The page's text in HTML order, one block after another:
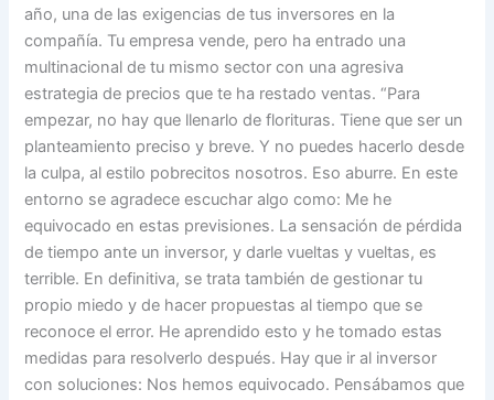
año, una de las exigencias de tus inversores en la
compañía. Tu empresa vende, pero ha entrado una
multinacional de tu mismo sector con una agresiva
estrategia de precios que te ha restado ventas. “Para
empezar, no hay que llenarlo de florituras. Tiene que ser un
planteamiento preciso y breve. Y no puedes hacerlo desde
la culpa, al estilo pobrecitos nosotros. Eso aburre. En este
entorno se agradece escuchar algo como: Me he
equivocado en estas previsiones. La sensación de pérdida
de tiempo ante un inversor, y darle vueltas y vueltas, es
terrible. En definitiva, se trata también de gestionar tu
propio miedo y de hacer propuestas al tiempo que se
reconoce el error. He aprendido esto y he tomado estas
medidas para resolverlo después. Hay que ir al inversor
con soluciones: Nos hemos equivocado. Pensábamos que